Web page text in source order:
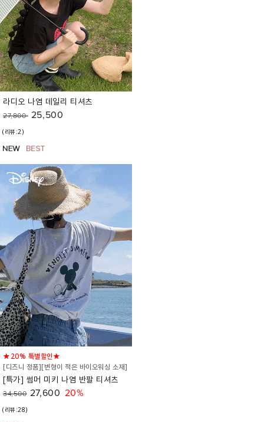
라디오 나염 데일리 티셔츠
27,800 25,500
(리뷰:2)
★20% 특별할인★
[디즈니 정품][변형이 적은 바이오워싱 소재]
[특가] 썸머 미키 나염 반팔 티셔츠
34,500 27,600 20%
(리뷰:28)